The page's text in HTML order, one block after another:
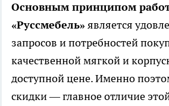
Основным принципом
«Руссмебель» является
запросов и потребностей
качественной мягкой и
доступной цене. Именно
скидки — главное отличие